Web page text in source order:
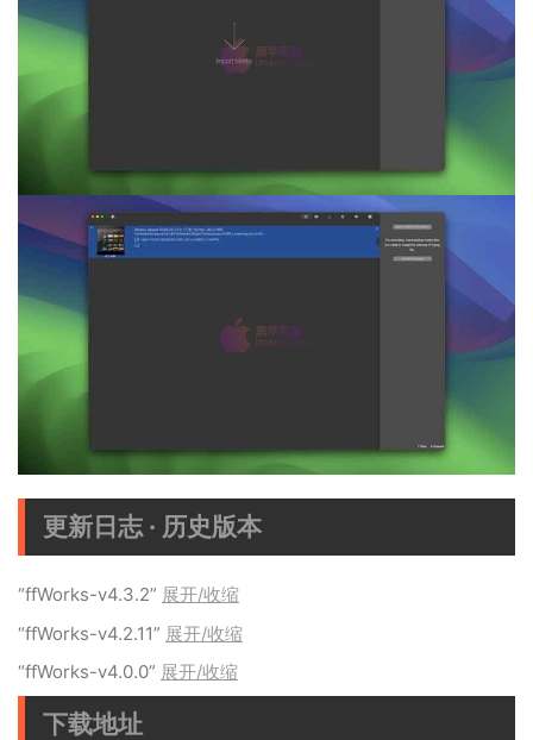
更新日志 · 历史版本
“ffWorks-v4.3.2” 展开/收缩
“ffWorks-v4.2.11” 展开/收缩
“ffWorks-v4.0.0” 展开/收缩
下载地址